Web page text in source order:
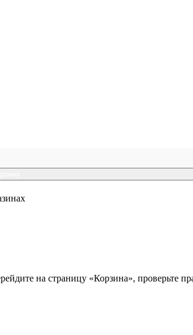
на страницу «Корзина», проверьте